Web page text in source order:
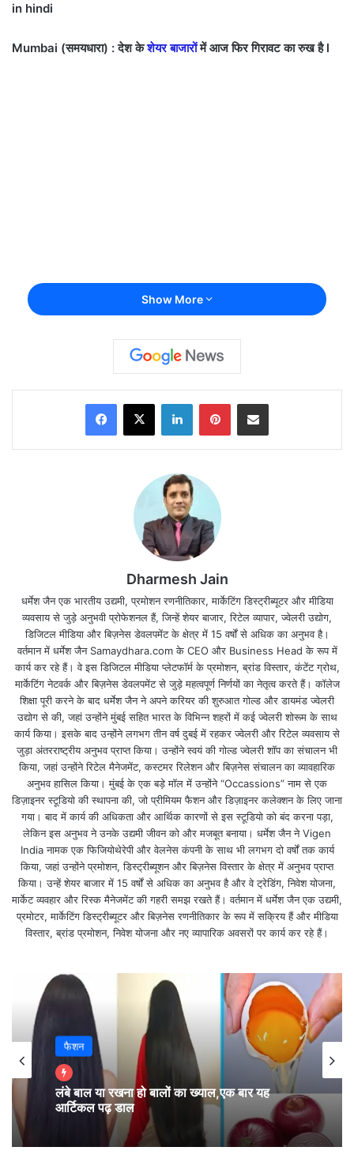
in hindi
Mumbai (समयधारा) : देश केशेयर बाजारोंमें आज फिर गिरावट का रुख है l
सेंसेक्स 182 अंक निफ्टी 58 अंक बैंकनिफ्टी 251 अंक नीचे गिरकर कर रहे है
कारोबार (9.20am)
पेट्रोल डीजल की कीमतें (Petrol Diesel Price) :
आज 9 जुलाई 2021 को आम लोगों के लिए शुक्रवार थोड़ा राहत भरा रहा l
पेट्रोल और डीजल के दाम आज नहीं बढ़े। लेकिन अभी भी काफी शहरों में पेट्रोल
का रेट 100 रुपये प्रति लीटर के पार चल रह है।
भारत में आया Zika Virus..! क्या है यह बला..? नयी या पुरानीं..? जाने सब कुछ
पेट्रोल की कीमतें बढ़ने के साथ दिल्ली में पेट्रोल की कीमतें 100 रुपये के पार पहुंच
चुकी हैं। वहीं डीजल 89.62 रुपये प्रति लीटर चल रहा है।
आज सुबह स्टॉक मार्केट (Stock Market Opning)
BSE का 30 शेयरों वाला प्रमुख इंडेक्स सेसेंक्स 199.87 अंक यानी 0.38
फीसदी की गिरावट के साथ 52,369.07 के स्तर पर नजर आ रहा है।
फीसदी टूटकर 15,678.80 के स्तर पर नजर आ रहा है।
पति-पत्नी जोक्स : Wife – आज पहली बार आपसे कुछ मांग रही हूं….
वैश्विक बाजारों के हालात
वैश्विक बाजारों में कमजोरी नजर आ रही है l एशियाई बाजारों पर शुरुआती दबाव
देखने को मिल रहा है ।
Show More
Dharmesh Jain
धर्मेश जैन एक भारतीय उद्यमी, प्रमोशन रणनीतिकार, मार्केटिंग डिस्ट्रीब्यूटर और मीडिया
व्यवसाय से जुड़े अनुभवी प्रोफेशनल हैं, जिन्हें शेयर बाजार, रिटेल व्यापार, ज्वेलरी उद्योग,
डिजिटल मीडिया और बिज़नेस डेवलपमेंट के क्षेत्र में 15 वर्षों से अधिक का अनुभव है।
वर्तमान में धर्मेश जैन Samaydhara.com के CEO और Business Head के रूप में
कार्य कर रहे हैं। वे इस डिजिटल मीडिया प्लेटफॉर्म के प्रमोशन, ब्रांड विस्तार, कंटेंट ग्रोथ,
मार्केटिंग नेटवर्क और बिज़नेस डेवलपमेंट से जुड़े महत्वपूर्ण निर्णयों का नेतृत्व करते हैं। कॉलेज
शिक्षा पूरी करने के बाद धर्मेश जैन ने अपने करियर की शुरुआत गोल्ड और डायमंड ज्वेलरी
उद्योग से की, जहां उन्होंने मुंबई सहित भारत के विभिन्न शहरों में कई ज्वेलरी शोरूम के साथ
कार्य किया। इसके बाद उन्होंने लगभग तीन वर्ष दुबई में रहकर ज्वेलरी और रिटेल व्यवसाय से
जुड़ा अंतरराष्ट्रीय अनुभव प्राप्त किया। उन्होंने स्वयं की गोल्ड ज्वेलरी शॉप का संचालन भी
किया, जहां उन्होंने रिटेल मैनेजमेंट, कस्टमर रिलेशन और बिज़नेस संचालन का व्यावहारिक
अनुभव हासिल किया। मुंबई के एक बड़े मॉल में उन्होंने “Occassions” नाम से एक
डिज़ाइनर स्टूडियो की स्थापना की, जो प्रीमियम फैशन और डिज़ाइनर कलेक्शन के लिए जाना
गया। बाद में कार्य की अधिकता और आर्थिक कारणों से इस स्टूडियो को बंद करना पड़ा,
लेकिन इस अनुभव ने उनके उद्यमी जीवन को और मजबूत बनाया। धर्मेश जैन ने Vigen
India नामक एक फिजियोथेरेपी और वेलनेस कंपनी के साथ भी लगभग दो वर्षों तक कार्य
किया, जहां उन्होंने प्रमोशन, डिस्ट्रीब्यूशन और बिज़नेस विस्तार के क्षेत्र में अनुभव प्राप्त
किया। उन्हें शेयर बाजार में 15 वर्षों से अधिक का अनुभव है और वे ट्रेडिंग, निवेश योजना,
मार्केट व्यवहार और रिस्क मैनेजमेंट की गहरी समझ रखते हैं। वर्तमान में धर्मेश जैन एक उद्यमी,
प्रमोटर, मार्केटिंग डिस्ट्रीब्यूटर और बिज़नेस रणनीतिकार के रूप में सक्रिय हैं और मीडिया
विस्तार, ब्रांड प्रमोशन, निवेश योजना और नए व्यापारिक अवसरों पर कार्य कर रहे हैं।
फैशन
लंबे बाल या रखना हो बालों का ख्याल,एक बार यह
आर्टिकल पढ़ डाल